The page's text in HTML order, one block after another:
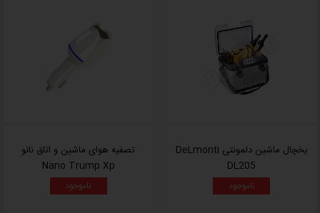
یخچال ماشین دلمونتی DeLmonti
DL205
ناموجود
تصفیه هوای ماشین و اتاق نانو
Nano Trump Xp
ناموجود